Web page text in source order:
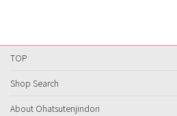
TOP
Shop Search
About Ohatsutenjindori